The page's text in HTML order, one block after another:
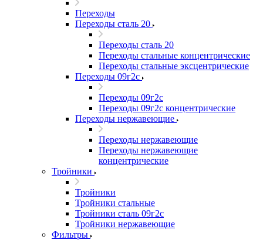
Переходы
Переходы сталь 20
Переходы сталь 20
Переходы стальные концентрические
Переходы стальные эксцентрические
Переходы 09г2с
Переходы 09г2с
Переходы 09г2с концентрические
Переходы нержавеющие
Переходы нержавеющие
Переходы нержавеющие
концентрические
Тройники
Тройники
Тройники стальные
Тройники сталь 09г2с
Тройники нержавеющие
Фильтры